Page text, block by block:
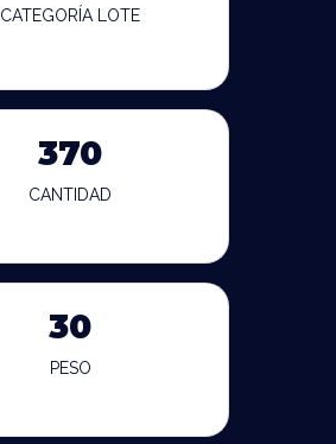
CATEGORÍA LOTE
370
CANTIDAD
30
PESO